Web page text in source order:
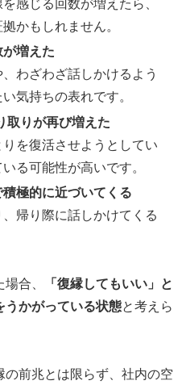
感じる回数が増えたら、
かもしれません。
増えた
わざわざ話しかけるよう
気持ちの表れです。
取りが再び増えた
を復活させようとしてい
る可能性が高いです。
極的に近づいてくる
帰り際に話しかけてくる
合、
「復縁してもいい」と
うかがっている状態と考えら
前兆とは限らず、社内の空